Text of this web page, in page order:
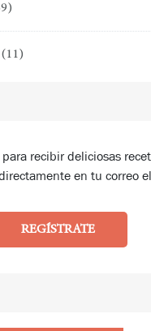
(11)
recibir deliciosas
en tu correo
REGÍSTRATE